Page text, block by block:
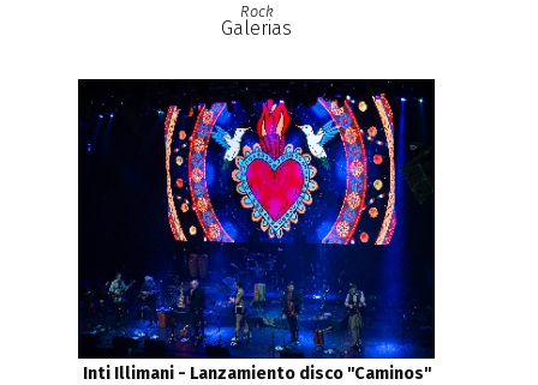
Rock
Galerias
Inti Illimani - Lanzamiento disco ''Caminos''